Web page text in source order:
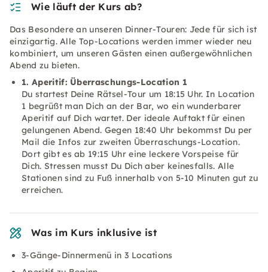
Wie läuft der Kurs ab?
Das Besondere an unseren Dinner-Touren: Jede für sich ist
einzigartig. Alle Top-Locations werden immer wieder neu
kombiniert, um unseren Gästen einen außergewöhnlichen
Abend zu bieten.
1. Aperitif: Überraschungs-Location 1
Du startest Deine Rätsel-Tour um 18:15 Uhr. In Location
1 begrüßt man Dich an der Bar, wo ein wunderbarer
Aperitif auf Dich wartet. Der ideale Auftakt für einen
gelungenen Abend. Gegen 18:40 Uhr bekommst Du per
Mail die Infos zur zweiten Überraschungs-Location.
Dort gibt es ab 19:15 Uhr eine leckere Vorspeise für
Dich. Stressen musst Du Dich aber keinesfalls. Alle
Stationen sind zu Fuß innerhalb von 5-10 Minuten gut zu
erreichen.
Was im Kurs inklusive ist
3-Gänge-Dinnermenü in 3 Locations